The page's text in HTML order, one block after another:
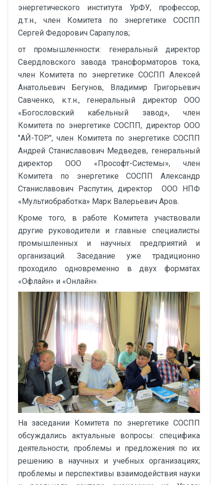
энергетического института УрФУ, профессор,
д.т.н., член Комитета по энергетике СОСПП
Сергей Федорович Сарапулов;
от промышленности: генеральный директор
Свердловского завода трансформаторов тока,
член Комитета по энергетике СОСПП Алексей
Анатольевич Бегунов, Владимир Григорьевич
Савченко, к.т.н., генеральный директор ООО
«Богословский кабельный завод», член
Комитета по энергетике СОСПП, директор ООО
"АЙ-ТОР", член Комитета по энергетике СОСПП
Андрей Станиславович Медведев, генеральный
директор ООО «Прософт-Системы», член
Комитета по энергетике СОСПП Александр
Станиславович Распутин, директор ООО НПФ
«Мультиобработка» Марк Валерьевич Аров.
Кроме того, в работе Комитета участвовали
другие руководители и главные специалисты
промышленных и научных предприятий и
организаций. Заседание уже традиционно
проходило одновременно в двух форматах
«Офлайн» и «Онлайн».
На заседании Комитета по энергетике СОСПП
обсуждались актуальные вопросы: специфика
деятельности, проблемы и предложения по их
решению в научных и учебных организациях;
проблемы и перспективы взаимодействия науки